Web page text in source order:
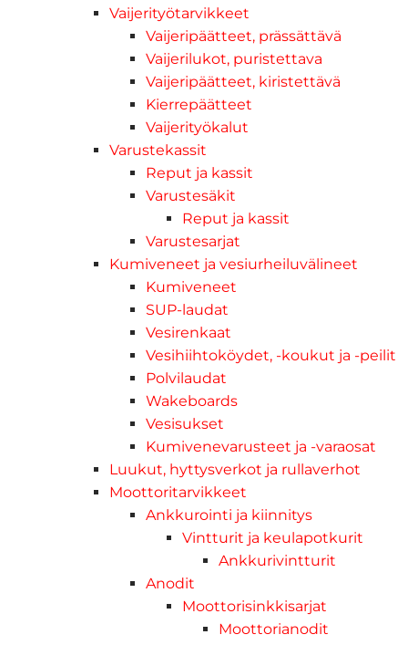
Vaijerityötarvikkeet
Vaijeripäätteet, prässättävä
Vaijerilukot, puristettava
Vaijeripäätteet, kiristettävä
Kierrepäätteet
Vaijerityökalut
Varustekassit
Reput ja kassit
Varustesäkit
Reput ja kassit
Varustesarjat
Kumiveneet ja vesiurheiluvälineet
Kumiveneet
SUP-laudat
Vesirenkaat
Vesihiihtoköydet, -koukut ja -peilit
Polvilaudat
Wakeboards
Vesisukset
Kumivenevarusteet ja -varaosat
Luukut, hyttysverkot ja rullaverhot
Moottoritarvikkeet
Ankkurointi ja kiinnitys
Vintturit ja keulapotkurit
Ankkurivintturit
Anodit
Moottorisinkkisarjat
Moottorianodit